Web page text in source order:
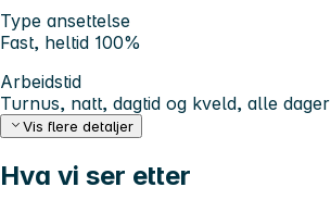
Type ansettelse
Fast, heltid 100%
Arbeidstid
Turnus, natt, dagtid og kveld, alle dager
Vis flere detaljer
Hva vi ser etter